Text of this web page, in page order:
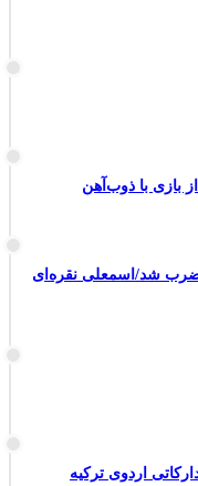
بازی با ذوب‌آهن
ضرب شد/اسمعلی نقره‌ای
اردوی ترکیه